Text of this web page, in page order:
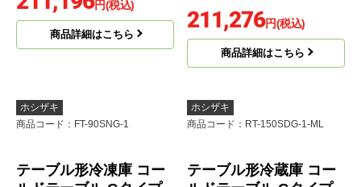
ホシザキ
商品コード：HR-63A-1
ホシザキ
商品コード
：RT-150SDG-1